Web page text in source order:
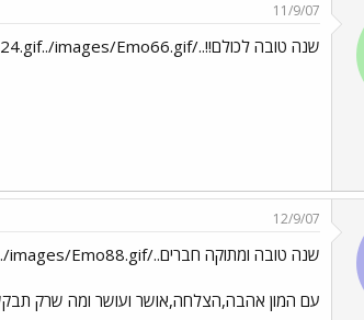
11/9/07
שנה טובה לכולם!!../images/Emo24.gif../images/Emo66.gif
12/9/07
שנה טובה ומתוקה חברים../images/Emo74.gif../images/Emo75.gif../images/Emo88.gif
עם המון אהבה,הצלחה,אושר ועושר ומה שרק